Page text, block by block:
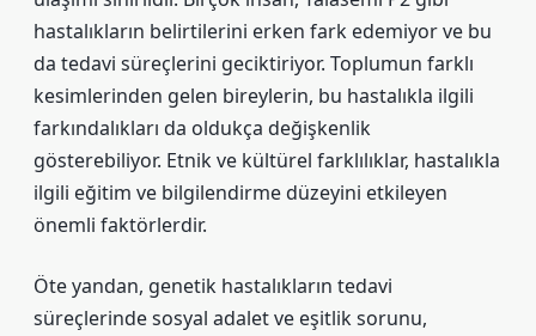
hastalıkların belirtilerini erken fark edemiyor ve bu
da tedavi süreçlerini geciktiriyor. Toplumun farklı
kesimlerinden gelen bireylerin, bu hastalıkla ilgili
farkındalıkları da oldukça değişkenlik
gösterebiliyor. Etnik ve kültürel farklılıklar, hastalıkla
ilgili eğitim ve bilgilendirme düzeyini etkileyen
önemli faktörlerdir.
Öte yandan, genetik hastalıkların tedavi
süreçlerinde sosyal adalet ve eşitlik sorunu,